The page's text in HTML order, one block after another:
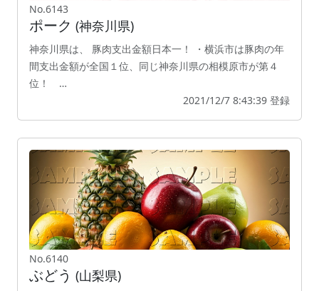
No.6143
ポーク (神奈川県)
神奈川県は、 豚肉支出金額日本一！ ・横浜市は豚肉の年
間支出金額が全国１位、同じ神奈川県の相模原市が第４
位！ …
2021/12/7 8:43:39 登録
No.6140
ぶどう (山梨県)